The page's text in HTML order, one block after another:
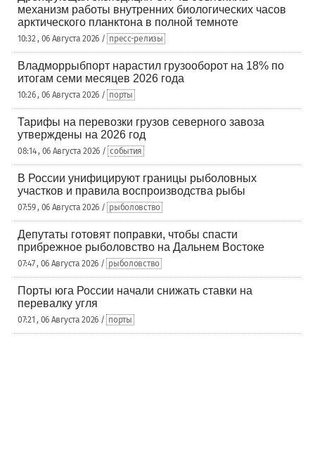
механизм работы внутренних биологических часов
арктического планктона в полной темноте
10:32 , 06 Августа 2026 / пресс-релизы
Владморрыбпорт нарастил грузооборот на 18% по
итогам семи месяцев 2026 года
10:26 , 06 Августа 2026 / порты
Тарифы на перевозки грузов северного завоза
утверждены на 2026 год
08:14 , 06 Августа 2026 / события
В России унифицируют границы рыболовных
участков и правила воспроизводства рыбы
07:59 , 06 Августа 2026 / рыболовство
Депутаты готовят поправки, чтобы спасти
прибрежное рыболовство на Дальнем Востоке
07:47 , 06 Августа 2026 / рыболовство
Порты юга России начали снижать ставки на
перевалку угля
07:21 , 06 Августа 2026 / порты